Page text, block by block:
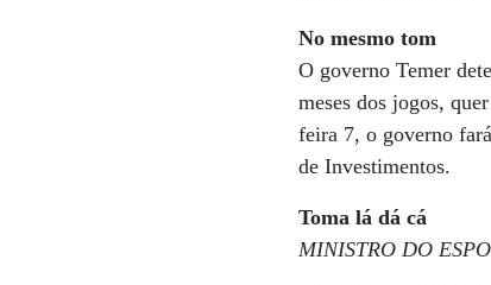
No mesmo tom
O governo Temer
meses dos jogos,
feira 7, o governo
de Investimentos.
Toma lá dá cá
MINISTRO DO